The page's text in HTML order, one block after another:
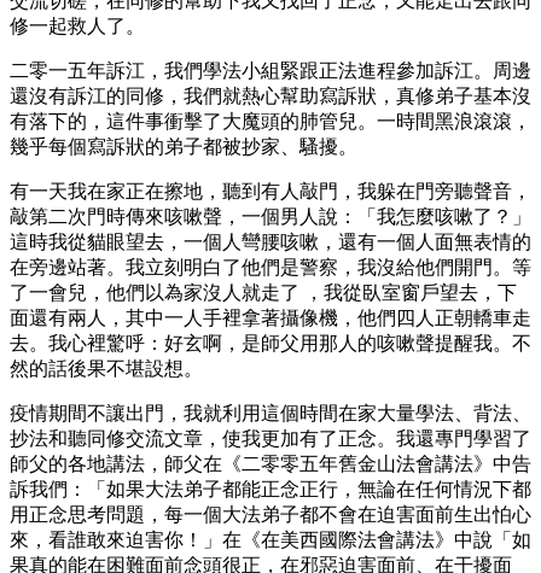
修一起救人了。
二零一五年訴江，我們學法小組緊跟正法進程參加訴江。周邊
還沒有訴江的同修，我們就熱心幫助寫訴狀，真修弟子基本沒
有落下的，這件事衝擊了大魔頭的肺管兒。一時間黑浪滾滾，
幾乎每個寫訴狀的弟子都被抄家、騷擾。
有一天我在家正在擦地，聽到有人敲門，我躲在門旁聽聲音，
敲第二次門時傳來咳嗽聲，一個男人說：「我怎麼咳嗽了？」
這時我從貓眼望去，一個人彎腰咳嗽，還有一個人面無表情的
在旁邊站著。我立刻明白了他們是警察，我沒給他們開門。等
了一會兒，他們以為家沒人就走了 ，我從臥室窗戶望去，下
面還有兩人，其中一人手裡拿著攝像機，他們四人正朝轎車走
去。我心裡驚呼：好玄啊，是師父用那人的咳嗽聲提醒我。不
然的話後果不堪設想。
疫情期間不讓出門，我就利用這個時間在家大量學法、背法、
抄法和聽同修交流文章，使我更加有了正念。我還專門學習了
師父的各地講法，師父在《二零零五年舊金山法會講法》中告
訴我們：「如果大法弟子都能正念正行，無論在任何情況下都
用正念思考問題，每一個大法弟子都不會在迫害面前生出怕心
來，看誰敢來迫害你！」在《在美西國際法會講法》中說「如
果真的能在困難面前念頭很正，在邪惡迫害面前、在干擾面